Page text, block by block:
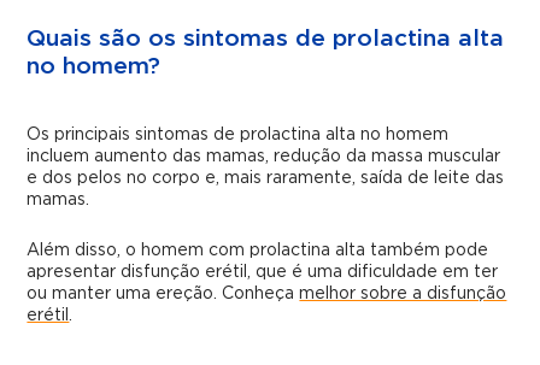
Quais são os sintomas de prolactina alta
no homem?
Os principais sintomas de prolactina alta no homem
incluem aumento das mamas, redução da massa muscular
e dos pelos no corpo e, mais raramente, saída de leite das
mamas.
Além disso, o homem com prolactina alta também pode
apresentar disfunção erétil, que é uma dificuldade em ter
ou manter uma ereção. Conheçamelhor sobre a disfunção
erétil.